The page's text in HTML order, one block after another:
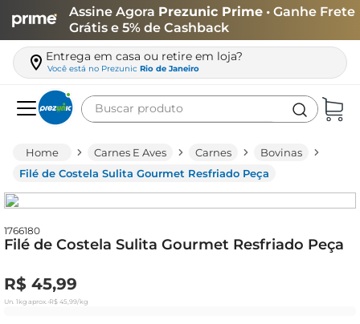
Assine Agora Prezunic Prime • Ganhe Frete
Grátis e 5% de Cashback
Entrega em casa ou retire em loja?
Você está no Prezunic Rio de Janeiro
Buscar produto
Carnes E Aves Carnes
Bovinas
Filé de Costela Sulita Gourmet Resfriado Peça
1766180
Filé de Costela Sulita Gourmet Resfriado Peça
R$ 45,99
Un. 1kg aprox. •R$ 45,99/kg
leite
queijo
biscoito
azeite